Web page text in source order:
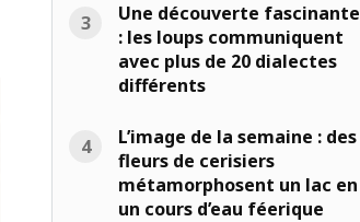
Une découverte fascinante
: les loups communiquent
avec plus de 20 dialectes
différents
L’image de la semaine : des
fleurs de cerisiers
métamorphosent un lac en
un cours d’eau féerique